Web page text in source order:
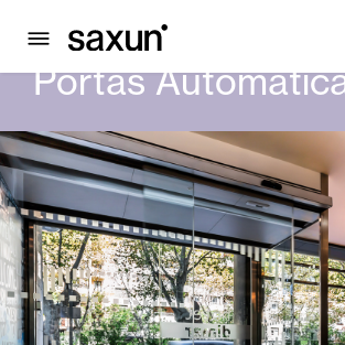
PRODUTOS PORTAS AUTOMÁTICAS
Portas
Persianas Enroláveis e Caixas
Pérgulas
Lâminas Quebra-Sol e Maiorquinas
Cortina e persianas